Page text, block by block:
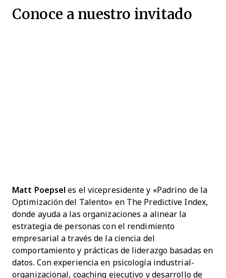
Conoce a nuestro invitado
Matt Poepseles el vicepresidente y «Padrino de la
Optimización del Talento» en The Predictive Index,
donde ayuda a las organizaciones a alinear la
estrategia de personas con el rendimiento
empresarial a través de la ciencia del
comportamiento y prácticas de liderazgo basadas en
datos. Con experiencia en psicología industrial-
organizacional, coaching ejecutivo y desarrollo de